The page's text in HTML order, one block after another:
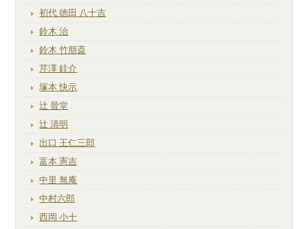
初代 徳田 八十吉
鈴木 治
鈴木 竹朋斎
芹澤 銈介
塚本 快示
辻 晉堂
辻 清明
出口 王仁三郎
富本 憲吉
中里 無庵
中村六郎
西岡 小十